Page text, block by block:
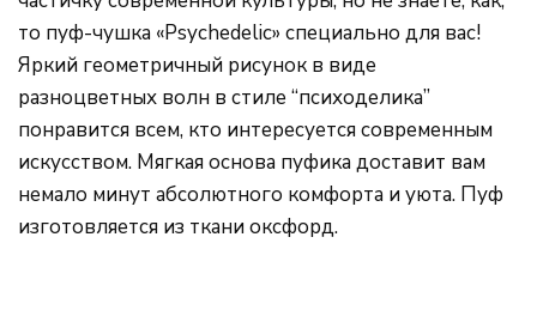
Серый
Синий
Фиолетовый
то пуф-чушка «Psychedelic» специально для вас!
Яркий геометричный рисунок в виде
разноцветных волн в стиле “психоделика”
понравится всем, кто интересуется современным
искусством. Мягкая основа пуфика доставит вам
немало минут абсолютного комфорта и уюта. Пуф
изготовляется из ткани оксфорд.